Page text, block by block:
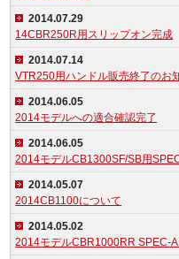
2014.07.29
14CBR250R用スリップオン完成
2014.07.14
VTR250用ハンドル販売終了のお
2014.06.05
2014モデルへの適合確認完了
2014.06.05
2014モデルCB1300SF/SB用
2014.05.07
2014CB1100について
2014.05.02
2014モデルCBR1000RR SPEC-